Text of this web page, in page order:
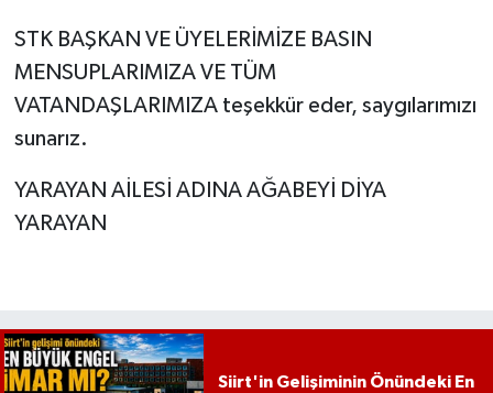
STK BAŞKAN VE ÜYELERİMİZE BASIN
MENSUPLARIMIZA VE TÜM
VATANDAŞLARIMIZA teşekkür eder, saygılarımızı
sunarız.
YARAYAN AİLESİ ADINA AĞABEYİ DİYA
YARAYAN
Siirt'in Gelişiminin Önündeki En